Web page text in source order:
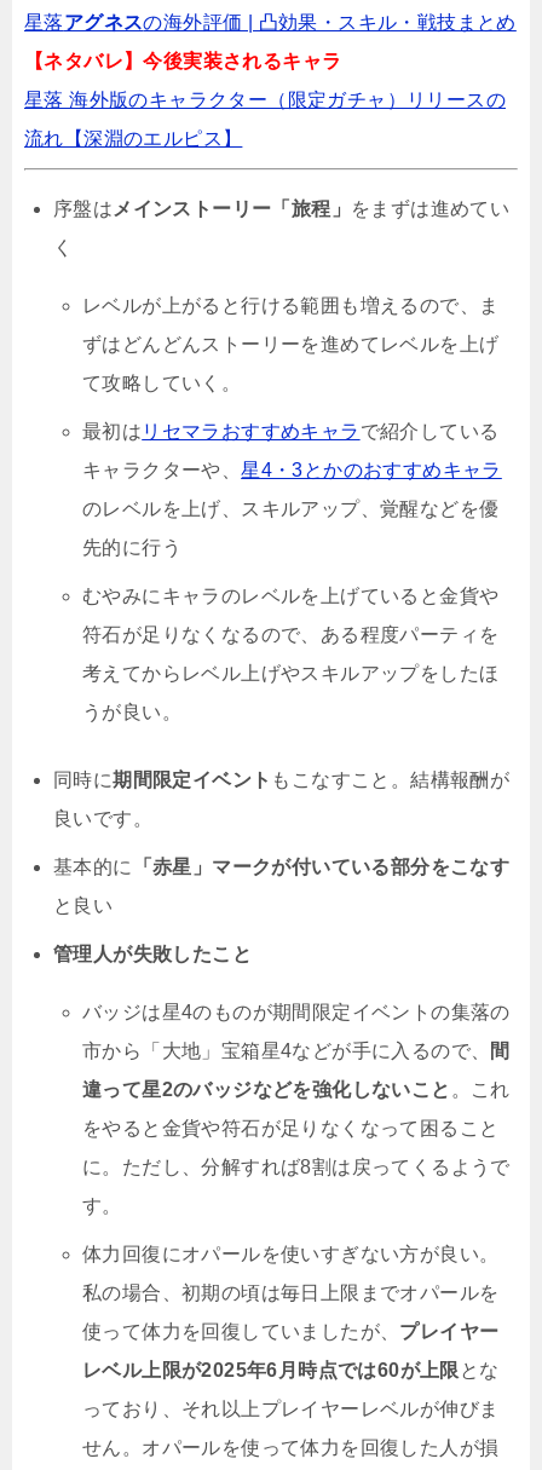
星落アグネスの海外評価 | 凸効果・スキル・戦技まとめ️
【ネタバレ】今後実装されるキャラ
星落 海外版のキャラクター（限定ガチャ）リリースの
流れ【深淵のエルピス】
序盤は メインストーリー「旅程」
をまずは進めてい
く
レベルが上がると行ける範囲も増えるので、ま
ずはどんどんストーリーを進めてレベルを上げ
て攻略していく。
最初は リセマラおすすめキャラ で紹介している
キャラクターや、星4・3とかのおすすめキャラ
のレベルを上げ、スキルアップ、覚醒などを優
先的に行う
むやみにキャラのレベルを上げていると金貨や
符石が足りなくなるので、ある程度パーティを
考えてからレベル上げやスキルアップをしたほ
うが良い。
同時に期間限定イベント もこなすこと。結構報酬が
良いです。
基本的に
「赤星」マークが付いている部分をこなす
と良い
管理人が失敗したこと
バッジは星4のものが期間限定イベントの集落の
市から「大地」宝箱星4などが手に入るので、 間
違って星2のバッジなどを強化しないこと 。これ
をやると金貨や符石が足りなくなって困ること
に。ただし、分解すれば8割は戻ってくるようで
す。
体力回復にオパールを使いすぎない方が良い。
私の場合、初期の頃は毎日上限までオパールを
使って体力を回復していましたが、 プレイヤー
レベル上限が2025年6月時点では60が上限 とな
っており、それ以上プレイヤーレベルが伸びま
せん。オパールを使って体力を回復した人が損